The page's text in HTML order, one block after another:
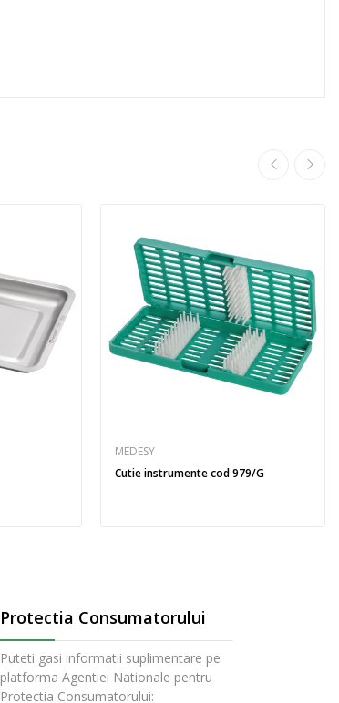
MEDESY
Cutie instrumente cod 979/G
Protectia Consumatorului
Puteti gasi informatii suplimentare pe
platforma Agentiei Nationale pentru
Protectia Consumatorului: